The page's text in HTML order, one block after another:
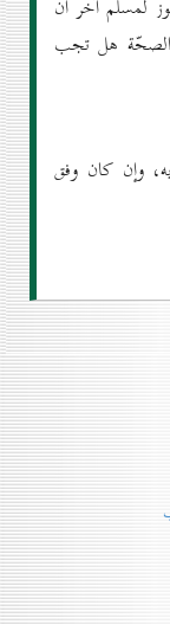
لمسلم آخر أن
الصحّة هل تجب
وإن كان وفق